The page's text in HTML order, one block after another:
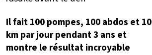
Il fait 100 pompes, 100 abdos et 10
km par jour pendant 3 ans et
montre le résultat incroyable